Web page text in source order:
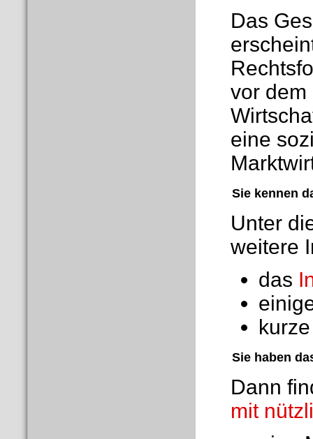
Das
vor dem
eine
Sie kennen
Unter
weitere
das
Sie haben
Dann
mit